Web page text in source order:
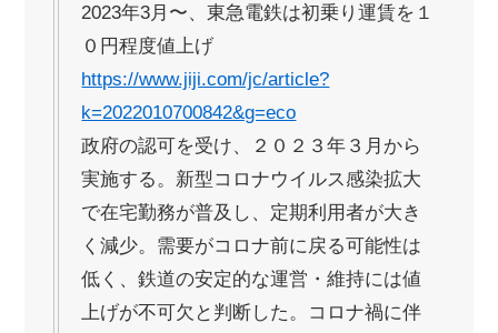
2023年3月〜、東急電鉄は初乗り運賃を１
０円程度値上げ
https://www.jiji.com/jc/article?
k=2022010700842&g=eco
政府の認可を受け、２０２３年３月から
実施する。新型コロナウイルス感染拡大
で在宅勤務が普及し、定期利用者が大き
く減少。需要がコロナ前に戻る可能性は
低く、鉄道の安定的な運営・維持には値
上げが不可欠と判断した。コロナ禍に伴